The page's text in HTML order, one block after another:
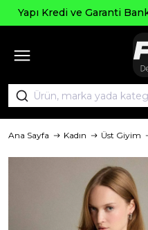
Yapı Kredi ve Garanti
Ana Sayfa Kadın Üst Giyim